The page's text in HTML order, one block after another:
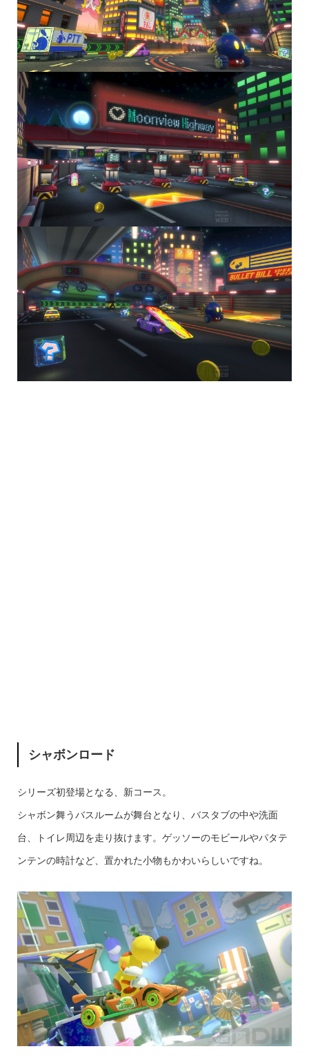
シャボンロード
シリーズ初登場となる、新コース。
シャボン舞うバスルームが舞台となり、バスタブの中や洗面
台、トイレ周辺を走り抜けます。ゲッソーのモビールやパタテ
ンテンの時計など、置かれた小物もかわいらしいですね。